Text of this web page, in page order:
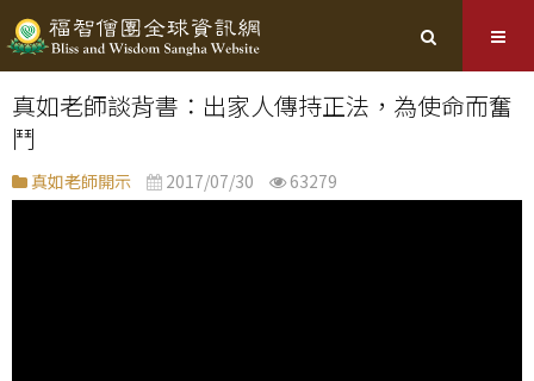
真如老師談背書：出家人傳持正法，為使命而奮
鬥
真如老師開示 2017/07/30 63279